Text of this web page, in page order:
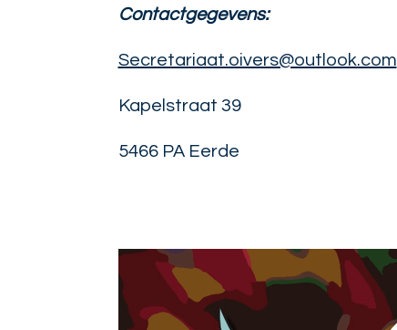
Contactgegevens:
Secretariaat.oivers@outlook.com
Kapelstraat 39
5466 PA Eerde